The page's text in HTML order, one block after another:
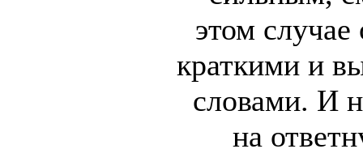
этом
краткими и
словами. И
на